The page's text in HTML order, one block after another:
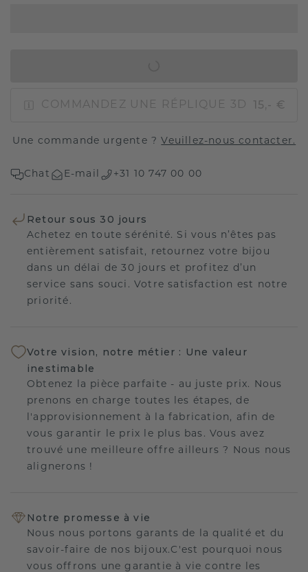
COMMANDEZ UNE RÉPLIQUE 3D 15,- €
Une commande urgente ?Veuillez-nous contacter.
Chat E-mail +31 10 747 00 00
Retour sous 30 jours
Achetez en toute sérénité. Si vous n’êtes pas
entièrement satisfait, retournez votre bijou
dans un délai de 30 jours et profitez d’un
service sans souci. Votre satisfaction est notre
priorité.
Votre vision, notre métier : Une valeur
inestimable
Obtenez la pièce parfaite - au juste prix. Nous
prenons en charge toutes les étapes, de
l'approvisionnement à la fabrication, afin de
vous garantir le prix le plus bas. Vous avez
trouvé une meilleure offre ailleurs ? Nous nous
alignerons !
Notre promesse à vie
Nous nous portons garants de la qualité et du
savoir-faire de nos bijoux.C'est pourquoi nous
vous offrons une garantie à vie contre les